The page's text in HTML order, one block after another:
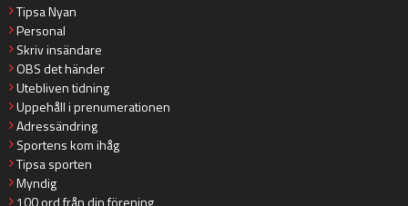
Tipsa Nyan
Personal
Skriv insändare
OBS det händer
Utebliven tidning
Uppehåll i prenumerationen
Adressändring
Sportens kom ihåg
Tipsa sporten
Myndig
100 ord från din förening